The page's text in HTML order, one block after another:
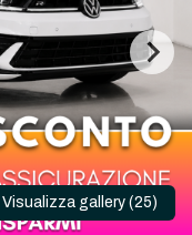
Visualizza gallery (25)